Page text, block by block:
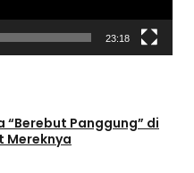
23:18
“Berebut Panggung” di
Mereknya